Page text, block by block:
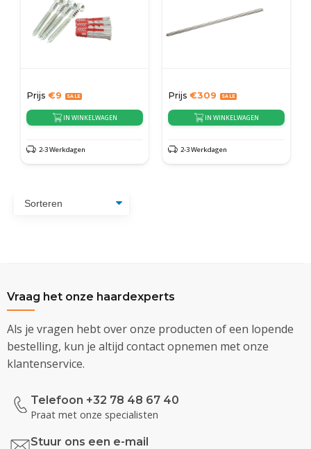
Prijs €9
IN WINKELWAGEN
2-3 Werkdagen
Prijs €309
IN WINKELWAGEN
2-3 Werkdagen
Vraag het onze haardexperts
Als je vragen hebt over onze producten of een lopende
bestelling, kun je altijd contact opnemen met onze
klantenservice.
Telefoon +32 78 48 67 40
Praat met onze specialisten
Stuur ons een e-mail